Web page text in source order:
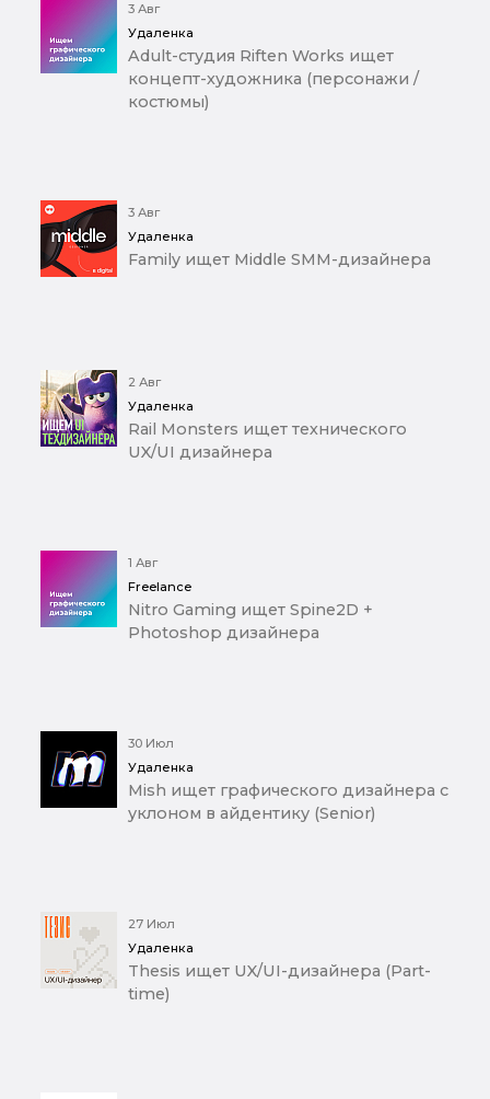
3 Авг
Удаленка
Adult-студия Riften Works ищет
концепт-художника (персонажи /
костюмы)
3 Авг
Удаленка
Family ищет Middle SMM-дизайнера
2 Авг
Удаленка
Rail Monsters ищет технического
UX/UI дизайнера
1 Авг
Freelance
Nitro Gaming ищет Spine2D +
Photoshop дизайнера
30 Июл
Удаленка
Mish ищет графического дизайнера с
уклоном в айдентику (Senior)
27 Июл
Удаленка
Thesis ищет UX/UI-дизайнера (Part-
time)